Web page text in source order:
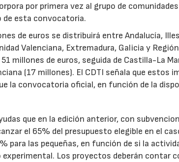
por primera vez al grupo de comunidades
de esta convocatoria.
de euros se distribuirá entre Andalucía,
Valenciana, Extremadura, Galicia y
millones de euros, seguida de Castilla-La
(17 millones). El CDTI señala que estos
la convocatoria oficial, en función de la
que en la edición anterior, con
el 65% del presupuesto elegible en el
para las pequeñas, en función de si la
Los proyectos deberán contar